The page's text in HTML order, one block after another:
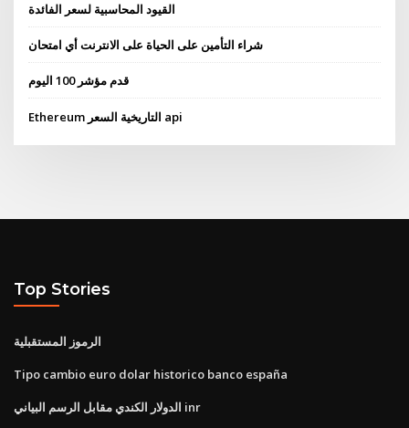
القيود المحاسبية لسعر الفائدة
شراء التأمين على الحياة على الانترنت أي امتحان
قدم مؤشر 100 اليوم
Ethereum التاريخية السعر api
Top Stories
الرموز المستقبلية
Tipo cambio euro dolar historico banco españa
الدولار الكندي مقابل الرسم البياني inr